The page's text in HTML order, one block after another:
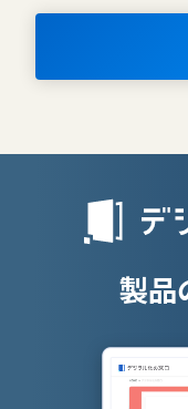
ナレッジマネ
製品